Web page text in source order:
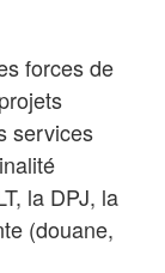
forces de
services
la DPJ, la
(douane,